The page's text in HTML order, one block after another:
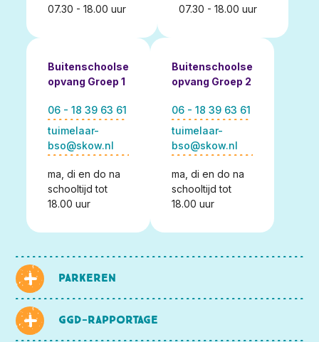
07.30 - 18.00 uur
07.30 - 18.00 uur
Buitenschoolse
opvang Groep 1
06 - 18 39 63 61
tuimelaar-
bso@skow.nl
ma, di en do na
schooltijd tot
18.00 uur
Buitenschoolse
opvang Groep 2
06 - 18 39 63 61
tuimelaar-
bso@skow.nl
ma, di en do na
schooltijd tot
18.00 uur
Parkeren
GGD-rapportage